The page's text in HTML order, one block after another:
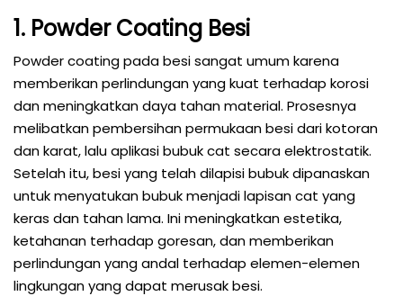
1. Powder Coating Besi
Powder coating pada besi sangat umum karena
memberikan perlindungan yang kuat terhadap korosi
dan meningkatkan daya tahan material. Prosesnya
melibatkan pembersihan permukaan besi dari kotoran
dan karat, lalu aplikasi bubuk cat secara elektrostatik.
Setelah itu, besi yang telah dilapisi bubuk dipanaskan
untuk menyatukan bubuk menjadi lapisan cat yang
keras dan tahan lama. Ini meningkatkan estetika,
ketahanan terhadap goresan, dan memberikan
perlindungan yang andal terhadap elemen-elemen
lingkungan yang dapat merusak besi.